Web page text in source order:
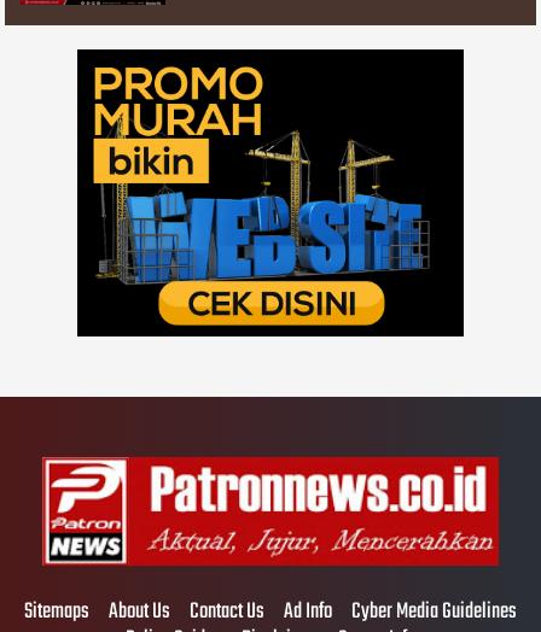
Sitemaps About Us Contact Us Ad Info Cyber Media Guidelines